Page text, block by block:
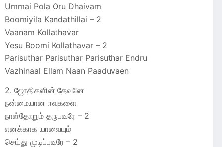
Ummai Pola Oru Dhaivam
Boomiyila Kandathillai – 2
Vaanam Kollathavar
Yesu Boomi Kollathavar – 2
Parisuthar Parisuthar Parisuthar Endru
Vazhlnaal Ellam Naan Paaduvaen
2. ஜோதிகளின் தேவனே
நன்மையான ஈவுகளை
நாள்தோறும் தருபவரே – 2
எனக்காக யாவையும்
செய்து முடிப்பவரே – 2